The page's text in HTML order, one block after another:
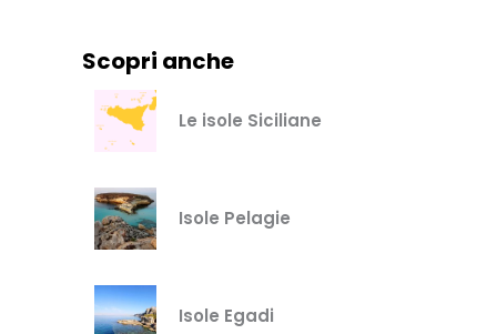
Scopri anche
Le isole Siciliane
Isole Pelagie
Isole Egadi